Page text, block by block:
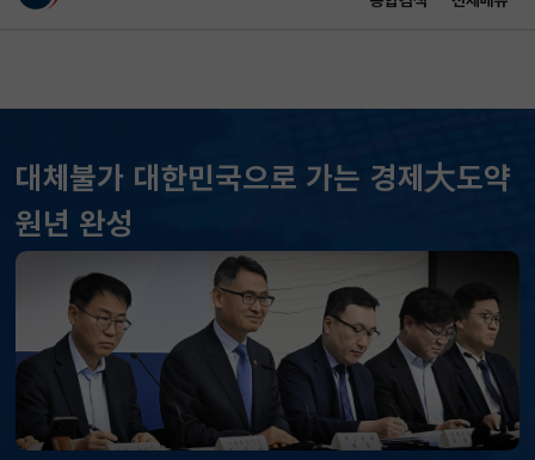
대체불가 대한민국으로 가는 경제大도약
원년 완성
KOSPI 6296.38 301.88(하락)
KOSDAQ
국고채(3년) 3.742 0.073(상승)
달러-원 1424.9000 0.2000(상승)
KOSPI 6296.38 301.88(하락)
KOSDAQ 801.67 2.08(상승)